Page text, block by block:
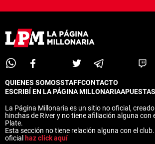
QUIENES SOMOSSTAFFCONTACTO
ESCRIBÍ EN LA PÁGINA MILLONARIAAPUESTAS
La Página Millonaria es un sitio no oficial,
hinchas de River y no tiene afiliación alguna con
Plate.
Esta sección no tiene relación alguna con el
oficial haz click aquí